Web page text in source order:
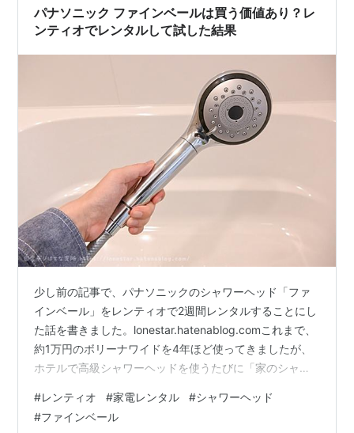
「エアクロモール公式」メーカー公認レンタルモール
30％OFFクーポン f…
パナソニック ファインベールは買う価値あり？レ
ンティオでレンタルして試した結果
少し前の記事で、パナソニックのシャワーヘッド「ファ
インベール」をレンティオで2週間レンタルすることにし
た話を書きました。lonestar.hatenablog.comこれまで、
約1万円のボリーナワイドを4年ほど使ってきましたが、
ホテルで高級シャワーヘッドを使うたびに「家のシャワ
です。しかし、ファインバブル搭載のシャワーヘッドは3
万以上するものも多く、気軽に買える価格ではありませ
#レンティオ #家電レンタル #シャワーヘッド
#ファインベール